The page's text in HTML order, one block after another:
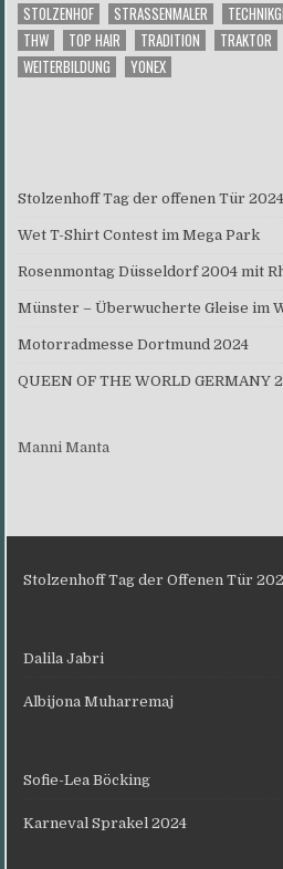
STOLZENHOF
STRASSENMALER
THW
TOP HAIR TRADITION TRAKTOR
WEITERBILDUNG
YONEX
Stolzenhoff Tag der offenen Tür 2024
Wet T-Shirt Contest im Mega Park
Rosenmontag Düsseldorf 2004 mit
Münster – Überwucherte Gleise im
Motorradmesse Dortmund 2024
QUEEN OF THE WORLD GERMANY
Manni Manta
Stolzenhoff Tag der Offenen Tür
Dalila Jabri
Albijona Muharremaj
Sofie-Lea Böcking
Karneval Sprakel 2024